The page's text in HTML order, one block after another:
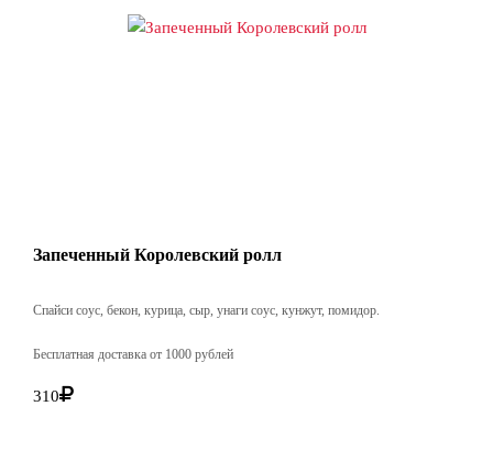
Запеченный Королевский ролл
Спайси соус, бекон, курица, сыр, унаги соус, кунжут, помидор.
Бесплатная доставка от 1000 рублей
310